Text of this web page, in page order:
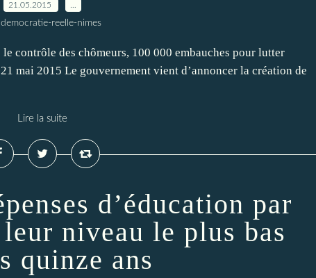
21.05.2015
democratie-reelle-nimes
contrôle des chômeurs, 100 000 embauches pour lutter
mai 2015 Le gouvernement vient d’annoncer la création de
Lire la suite
d’éducation par
niveau le plus bas
quinze ans